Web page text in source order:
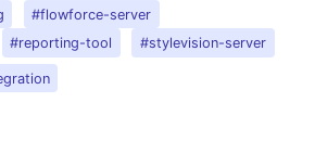
#flowforce-server
#reporting-tool #stylevision-server